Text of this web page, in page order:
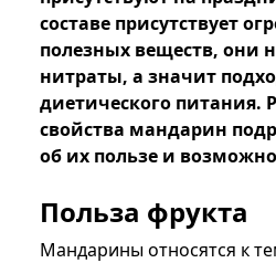
составе присутствует
полезных веществ, они
нитраты, а значит
диетического питания.
свойства мандарин
об их пользе и
Польза фрукта
Мандарины относятся к